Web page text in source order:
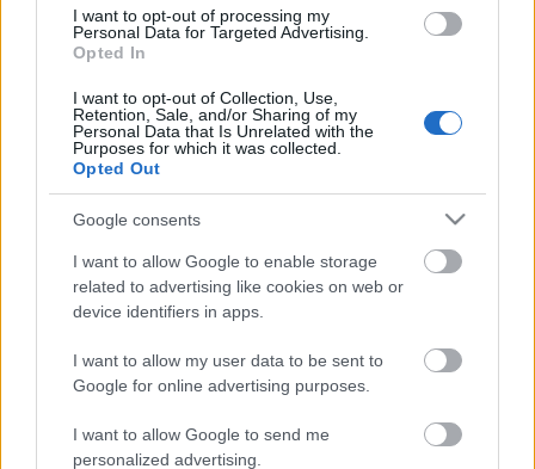
I want to opt-out of processing my
Personal Data for Targeted Advertising.
Opted In
I want to opt-out of Collection, Use,
Retention, Sale, and/or Sharing of my
Personal Data that Is Unrelated with the
Purposes for which it was collected.
Opted Out
Google consents
I want to allow Google to enable storage
related to advertising like cookies on web or
device identifiers in apps.
I want to allow my user data to be sent to
Google for online advertising purposes.
I want to allow Google to send me
personalized advertising.
Nézzetek magatokra, mondanám, de inkább
nézzünk magunkra. Hollandia Hollandiában maradt
Címkék:Pintér Béla Katona József Színház
Ajánlott bejegyzések:
Szoboszlait felakasztják